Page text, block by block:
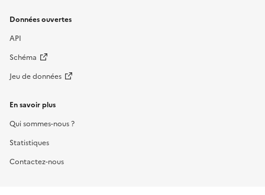
Données ouvertes
API
Schéma
Jeu de données
En savoir plus
Qui sommes-nous ?
Statistiques
Contactez-nous